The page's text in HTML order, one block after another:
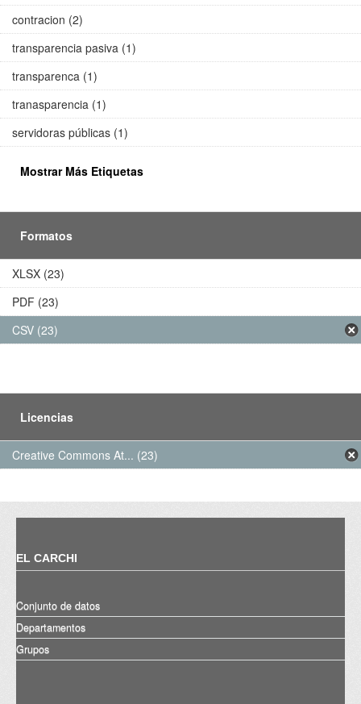
contracion (2)
transparencia pasiva (1)
transparenca (1)
tranasparencia (1)
servidoras públicas (1)
Mostrar Más Etiquetas
Formatos
XLSX (23)
PDF (23)
CSV (23)
Licencias
Creative Commons At... (23)
EL CARCHI
Conjunto de datos
Departamentos
Grupos